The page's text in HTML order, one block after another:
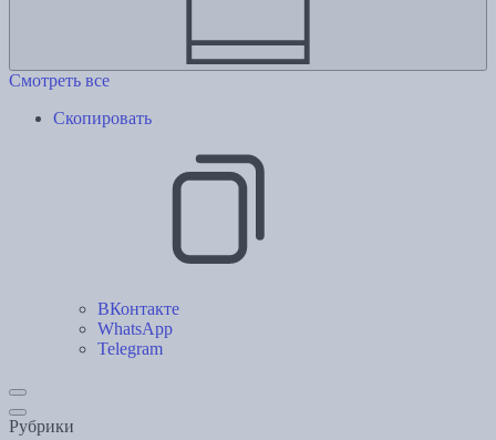
Смотреть все
Скопировать
ВКонтакте
WhatsApp
Telegram
Рубрики